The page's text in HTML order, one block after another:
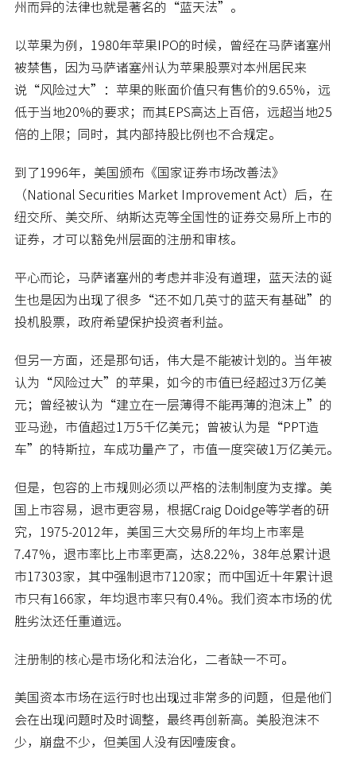
州而异的法律也就是著名的“蓝天法”。
以苹果为例，1980年苹果IPO的时候，曾经在马萨诸塞州
被禁售，因为马萨诸塞州认为苹果股票对本州居民来
说“风险过大”：苹果的账面价值只有售价的9.65%，远
低于当地20%的要求；而其EPS高达上百倍，远超当地25
倍的上限；同时，其内部持股比例也不合规定。
到了1996年，美国颁布《国家证券市场改善法》
（National Securities Market Improvement Act）后，在
纽交所、美交所、纳斯达克等全国性的证券交易所上市的
证券，才可以豁免州层面的注册和审核。
平心而论，马萨诸塞州的考虑并非没有道理，蓝天法的诞
生也是因为出现了很多“还不如几英寸的蓝天有基础”的
投机股票，政府希望保护投资者利益。
但另一方面，还是那句话，伟大是不能被计划的。当年被
认为“风险过大”的苹果，如今的市值已经超过3万亿美
元；曾经被认为“建立在一层薄得不能再薄的泡沫上”的
亚马逊，市值超过1万5千亿美元；曾被认为是“PPT造
车”的特斯拉，车成功量产了，市值一度突破1万亿美元。
但是，包容的上市规则必须以严格的法制制度为支撑。美
国上市容易，退市更容易，根据Craig Doidge等学者的研
究，1975-2012年，美国三大交易所的年均上市率是
7.47%，退市率比上市率更高，达8.22%，38年总累计退
市17303家，其中强制退市7120家；而中国近十年累计退
市只有166家，年均退市率只有0.4%。我们资本市场的优
胜劣汰还任重道远。
注册制的核心是市场化和法治化，二者缺一不可。
美国资本市场在运行时也出现过非常多的问题，但是他们
会在出现问题时及时调整，最终再创新高。美股泡沫不
少，崩盘不少，但美国人没有因噎废食。